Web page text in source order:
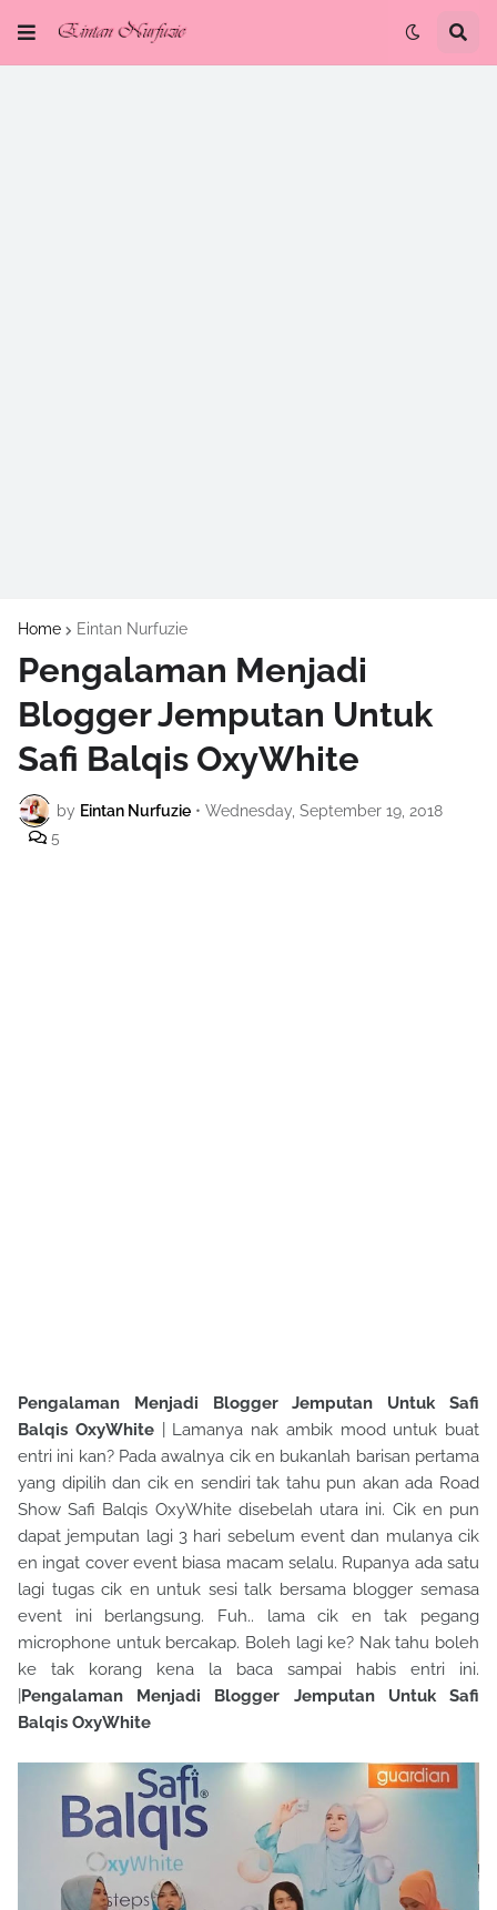
Home Eintan Nurfuzie
Pengalaman Menjadi
Blogger Jemputan Untuk
Safi Balqis OxyWhite
by Eintan Nurfuzie • Wednesday, September 19, 2018
5
Pengalaman Menjadi Blogger Jemputan Untuk Safi
Balqis OxyWhite| Lamanya nak ambik mood untuk buat
entri ini kan? Pada awalnya cik en bukanlah barisan pertama
yang dipilih dan cik en sendiri tak tahu pun akan ada Road
Show Safi Balqis OxyWhite disebelah utara ini. Cik en pun
dapat jemputan lagi 3 hari sebelum event dan mulanya cik
en ingat cover event biasa macam selalu. Rupanya ada satu
lagi tugas cik en untuk sesi talk bersama blogger semasa
event ini berlangsung. Fuh.. lama cik en tak pegang
microphone untuk bercakap. Boleh lagi ke? Nak tahu boleh
ke tak korang kena la baca sampai habis entri ini.
Pengalaman Menjadi Blogger Jemputan Untuk Safi
Balqis OxyWhite